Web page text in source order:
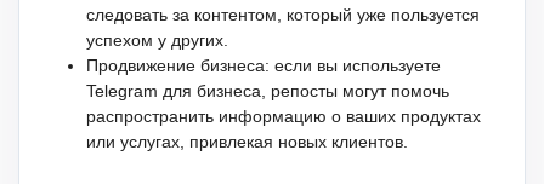
следовать за контентом, который уже пользуется
успехом у других.
Продвижение бизнеса: если вы используете
Telegram для бизнеса, репосты могут помочь
распространить информацию о ваших продуктах
или услугах, привлекая новых клиентов.